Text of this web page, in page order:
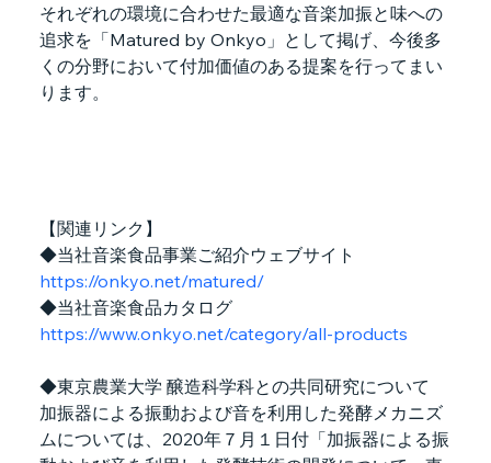
それぞれの環境に合わせた最適な音楽加振と味への
追求を「Matured by Onkyo」として掲げ、今後多
くの分野において付加価値のある提案を行ってまい
ります。
【関連リンク】
◆当社音楽食品事業ご紹介ウェブサイト
https://onkyo.net/matured/
◆当社音楽食品カタログ
https://www.onkyo.net/category/all-products
◆東京農業大学 醸造科学科との共同研究について
加振器による振動および音を利用した発酵メカニズ
ムについては、2020年７月１日付「加振器による振